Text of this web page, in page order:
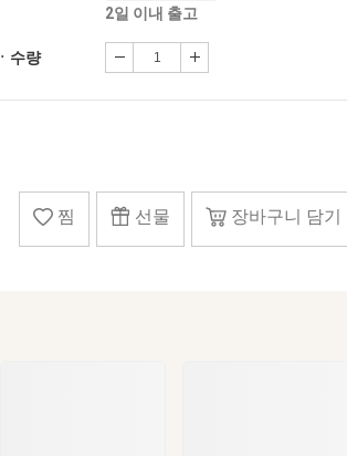
2일 이내 출고
ㆍ수량
찜 선물 장바구니 담기